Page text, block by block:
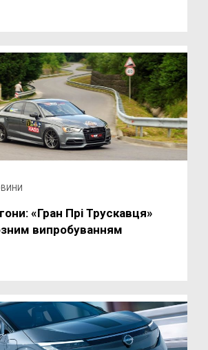
«Гран Прі Трускавця»
випробуванням